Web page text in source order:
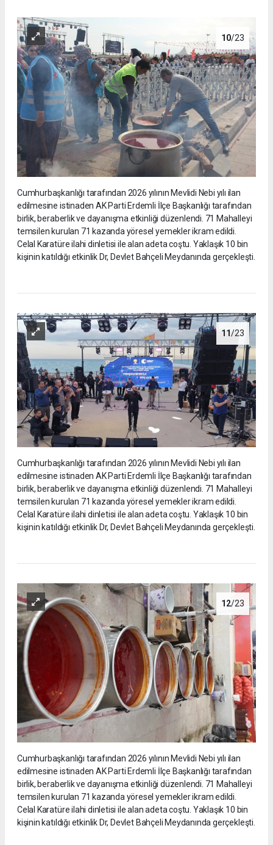
10/23
Cumhurbaşkanlığı tarafından 2026 yılının Mevlidi Nebi yılı ilan
edilmesine istinaden AK Parti Erdemli İlçe Başkanlığı tarafından
birlik, beraberlik ve dayanışma etkinliği düzenlendi. 71 Mahalleyi
temsilen kurulan 71 kazanda yöresel yemekler ikram edildi.
Celal Karatüre ilahi dinletisi ile alan adeta coştu. Yaklaşık 10 bin
kişinin katıldığı etkinlik Dr, Devlet Bahçeli Meydanında gerçekleşti.
11/23
Cumhurbaşkanlığı tarafından 2026 yılının Mevlidi Nebi yılı ilan
edilmesine istinaden AK Parti Erdemli İlçe Başkanlığı tarafından
birlik, beraberlik ve dayanışma etkinliği düzenlendi. 71 Mahalleyi
temsilen kurulan 71 kazanda yöresel yemekler ikram edildi.
Celal Karatüre ilahi dinletisi ile alan adeta coştu. Yaklaşık 10 bin
kişinin katıldığı etkinlik Dr, Devlet Bahçeli Meydanında gerçekleşti.
12/23
Cumhurbaşkanlığı tarafından 2026 yılının Mevlidi Nebi yılı ilan
edilmesine istinaden AK Parti Erdemli İlçe Başkanlığı tarafından
birlik, beraberlik ve dayanışma etkinliği düzenlendi. 71 Mahalleyi
temsilen kurulan 71 kazanda yöresel yemekler ikram edildi.
Celal Karatüre ilahi dinletisi ile alan adeta coştu. Yaklaşık 10 bin
kişinin katıldığı etkinlik Dr, Devlet Bahçeli Meydanında gerçekleşti.